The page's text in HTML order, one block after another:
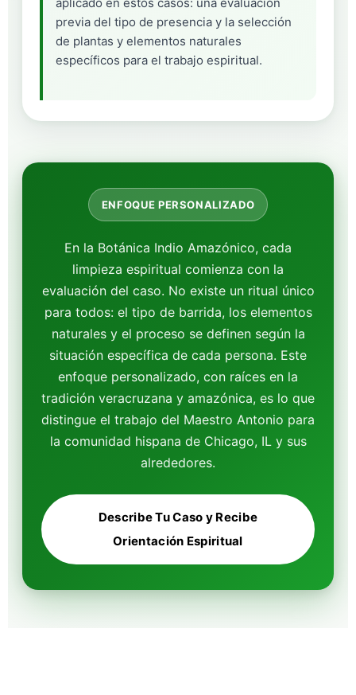
previa del tipo de presencia y la selección
de plantas y elementos naturales
específicos para el trabajo espiritual.
ENFOQUE PERSONALIZADO
En la Botánica Indio Amazónico, cada
limpieza espiritual comienza con la
evaluación del caso. No existe un ritual único
para todos: el tipo de barrida, los elementos
naturales y el proceso se definen según la
situación específica de cada persona. Este
enfoque personalizado, con raíces en la
tradición veracruzana y amazónica, es lo que
distingue el trabajo del Maestro Antonio para
la comunidad hispana de Chicago, IL y sus
alrededores.
Describe Tu Caso y Recibe
Orientación Espiritual